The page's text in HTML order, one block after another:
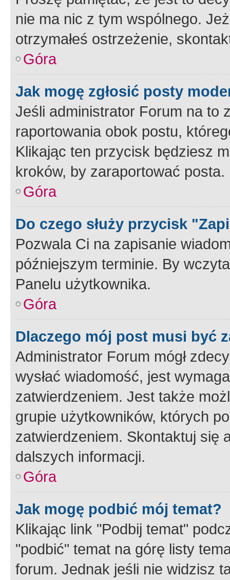
nie ma nic z tym wspólnego.
otrzymałeś ostrzeżenie,
Góra
Jak mogę zgłosić posty
Jeśli administrator Forum na to
raportowania obok postu,
Klikając ten przycisk będziesz
kroków, by zaraportować posta.
Góra
Do czego służy przycisk
Pozwala Ci na zapisanie
późniejszym terminie. By
Panelu użytkownika.
Góra
Dlaczego mój post musi być
Administrator Forum mógł
wysłać wiadomość, jest
zatwierdzeniem. Jest także
grupie użytkowników, których
zatwierdzeniem. Skontaktuj się
dalszych informacji.
Góra
Jak mogę podbić mój temat?
Klikając link "Podbij temat"
"podbić" temat na górę listy
forum. Jednak jeśli nie widzisz